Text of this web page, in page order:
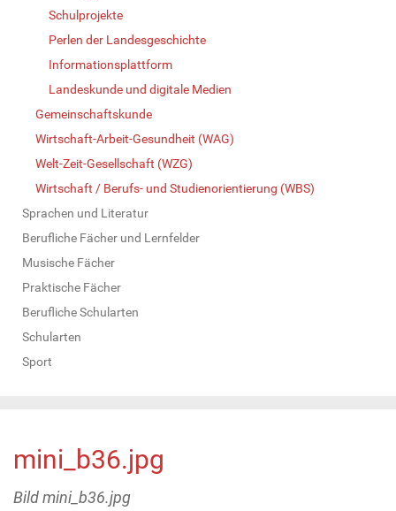
Schulprojekte
Perlen der Landesgeschichte
Informationsplattform
Landeskunde und digitale Medien
Gemeinschaftskunde
Wirtschaft-Arbeit-Gesundheit (WAG)
Welt-Zeit-Gesellschaft (WZG)
Wirtschaft / Berufs- und Studienorientierung (WBS)
Sprachen und Literatur
Berufliche Fächer und Lernfelder
Musische Fächer
Praktische Fächer
Berufliche Schularten
Schularten
Sport
mini_b36.jpg
Bild mini_b36.jpg